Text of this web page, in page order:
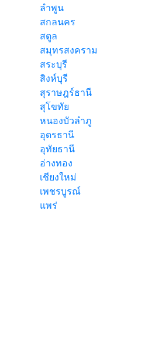
ลำพูน
สกลนคร
สตูล
สมุทรสงคราม
สระบุรี
สิงห์บุรี
สุราษฎร์ธานี
สุโขทัย
หนองบัวลำภู
อุดรธานี
อุทัยธานี
อ่างทอง
เชียงใหม่
เพชรบูรณ์
แพร่